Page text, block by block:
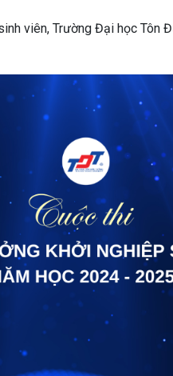
viên, Trường Đại học Tôn